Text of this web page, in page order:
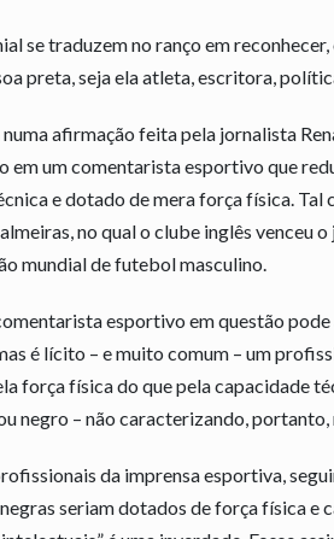
se traduzem no ranço em
preta, seja ela atleta, escritora,
afirmação feita pela jornalista
em um comentarista esportivo que
e dotado de mera força física.
no qual o clube inglês venceu
mundial de futebol masculino.
esportivo em questão
é lícito – e muito comum – um
força física do que pela capacidade
negro – não caracterizando, portanto,
da imprensa esportiva,
seriam dotados de força física e